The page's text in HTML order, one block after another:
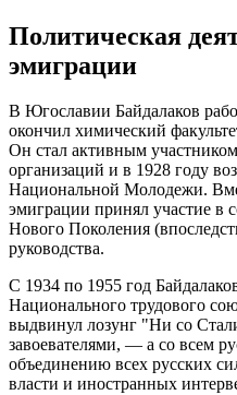
Политическая
эмиграции
В Югославии Байдалаков
окончил химический
Он стал активным
организаций и в 1928 году
Национальной Молодежи.
эмиграции принял участие в
Нового Поколения
руководства.
С 1934 по 1955 год
Национального трудового
выдвинул лозунг "Ни со
завоевателями, — а со всем
объединению всех русских
власти и иностранных